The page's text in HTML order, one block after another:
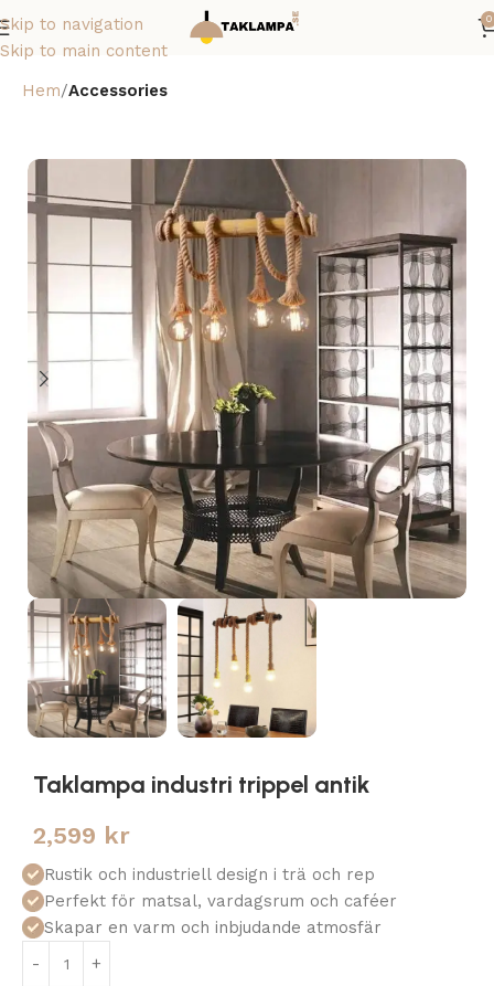
Skip to navigation
Skip to main content
0
Hem Accessories
Taklampa industri trippel antik
2,599 kr
Rustik och industriell design i trä och rep
Perfekt för matsal, vardagsrum och caféer
Skapar en varm och inbjudande atmosfär